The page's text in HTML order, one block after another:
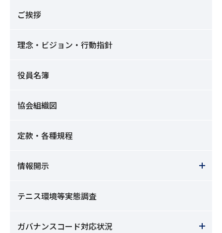
ご挨拶
理念・ビジョン・行動指針
役員名簿
協会組織図
定款・各種規程
情報開示
テニス環境等実態調査
ガバナンスコード対応状況